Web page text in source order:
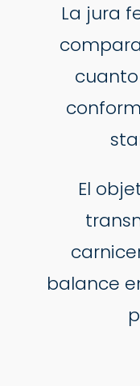
La jura
El
balance